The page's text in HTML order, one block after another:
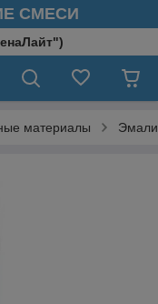
СМЕСИ
материалы Эмали